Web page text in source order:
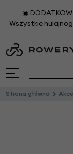
◉
Wszystkie
Strona główna